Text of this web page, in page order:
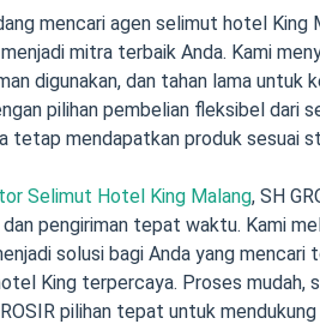
mencari agen selimut hotel
menjadi mitra terbaik Anda. Kami
digunakan, dan tahan lama untuk
pilihan pembelian fleksibel dari
tetap mendapatkan produk sesuai
Selimut Hotel King Malang, SH
dan pengiriman tepat waktu. Kami
solusi bagi Anda yang
King terpercaya. Proses mudah,
pilihan tepat untuk